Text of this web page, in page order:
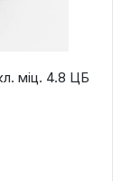
міц. 4.8 ЦБ